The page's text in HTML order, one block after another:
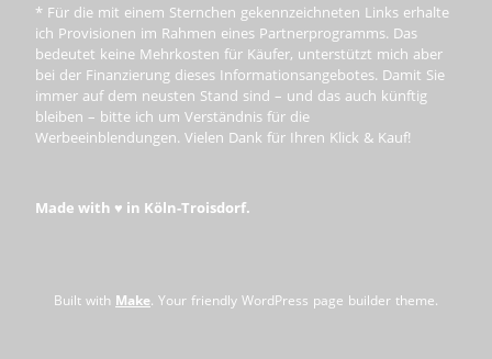
* Für die mit einem Sternchen gekennzeichneten Links erhalte
ich Provisionen im Rahmen eines Partnerprogramms. Das
bedeutet keine Mehrkosten für Käufer, unterstützt mich aber
bei der Finanzierung dieses Informationsangebotes. Damit Sie
immer auf dem neusten Stand sind – und das auch künftig
bleiben – bitte ich um Verständnis für die
Werbeeinblendungen. Vielen Dank für Ihren Klick & Kauf!
Made with ♥ in Köln-Troisdorf.
Built with Make. Your friendly WordPress page builder theme.